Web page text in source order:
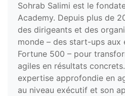
Sohrab Salimi est le
Academy. Depuis plus de
des dirigeants et des
monde – des start-ups aux
Fortune 500 – pour
agiles en résultats
expertise approfondie en
au niveau exécutif et son